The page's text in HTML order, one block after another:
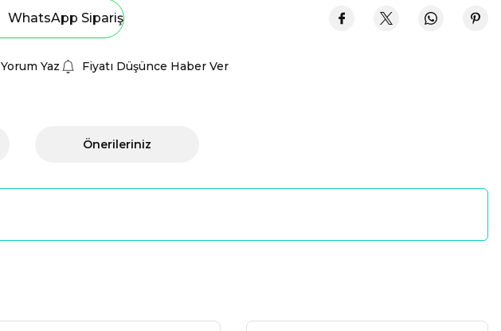
WhatsApp Sipariş
Yorum Yaz Fiyatı Düşünce Haber Ver
Önerileriniz